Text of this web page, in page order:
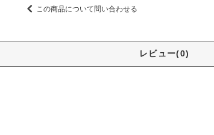
この商品について問い合わせる
レビュー(0)